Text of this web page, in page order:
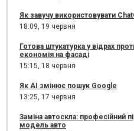
Як завучу використовувати
18:09, 19 червня
Готова штукатурка у відрах
економія на фасаді
15:15, 18 червня
Як AI змінює пошук Google
13:25, 17 червня
Заміна автоскла: професійний
модель авто